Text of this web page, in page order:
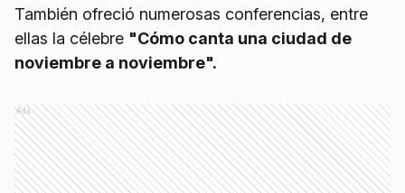
También ofreció numerosas conferencias, entre
ellas la célebre "Cómo canta una ciudad de
noviembre a noviembre".
Ads